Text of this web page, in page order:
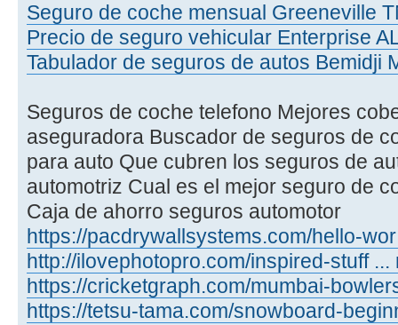
Seguro de coche mensual Greeneville
Precio de seguro vehicular Enterprise
Tabulador de seguros de autos Bemidji
Seguros de coche telefono Mejores
aseguradora Buscador de seguros de
para auto Que cubren los seguros de
automotriz Cual es el mejor seguro de
Caja de ahorro seguros automotor
https://pacdrywallsystems.com/hello-
http://ilovephotopro.com/inspired-stuff ...
https://cricketgraph.com/mumbai-
https://tetsu-tama.com/snowboard-